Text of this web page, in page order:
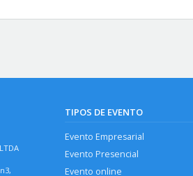
TIPOS DE EVENTO
Evento Empresarial
Evento Presencial
Evento online